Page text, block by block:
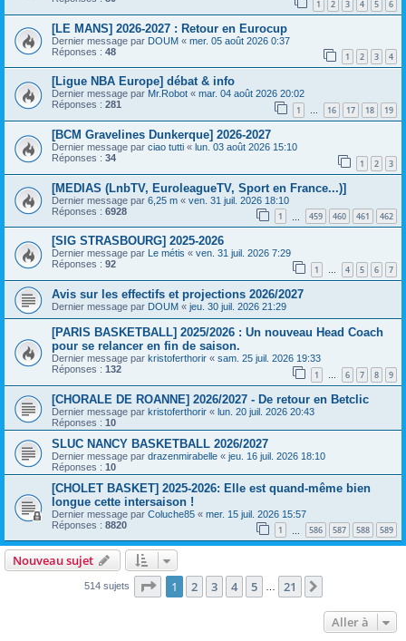
1 2 3 4 5 6
[LE MANS] 2026-2027 : Retour en Eurocup
Dernier message par DOUM « mer. 05 août 2026 0:37
Réponses : 48 1 2 3 4
[Ligue NBA Europe] débat & info
Dernier message par Mr.Robot « mar. 04 août 2026 20:02
Réponses : 281 1 … 16 17 18 19
[BCM Gravelines Dunkerque] 2026-2027
Dernier message par ciao tutti « lun. 03 août 2026 15:10
Réponses : 34 1 2 3
[MEDIAS (LnbTV, EuroleagueTV, Sport en France...)]
Dernier message par 6,25 m « ven. 31 juil. 2026 18:10
Réponses : 6928 1 459 460 461 462
[SIG STRASBOURG] 2025-2026
Dernier message par Le métis « ven. 31 juil. 2026 7:29
Réponses : 92 1 … 4 5 6 7
Avis sur les effectifs et projections 2026/2027
Dernier message par DOUM « jeu. 30 juil. 2026 21:29
[PARIS BASKETBALL] 2025/2026 : Un nouveau Head Coach
pour se relancer en fin de saison.
Dernier message par kristoferthorir « sam. 25 juil. 2026 19:33
Réponses : 132 1 … 6 7 8 9
[CHORALE DE ROANNE] 2026/2027 - De retour en Betclic
Dernier message par kristoferthorir « lun. 20 juil. 2026 20:43
Réponses : 10
SLUC NANCY BASKETBALL 2026/2027
Dernier message par drazenmirabelle « jeu. 16 juil. 2026 18:10
Réponses : 10
[CHOLET BASKET] 2025-2026: Elle est quand-même bien
longue cette intersaison !
Dernier message par Coluche85 « mer. 15 juil. 2026 15:57
Réponses : 8820 1 586 587 588 589
Nouveau sujet
514 sujets Page 1sur21
1 2 3 4 5 21
Aller à